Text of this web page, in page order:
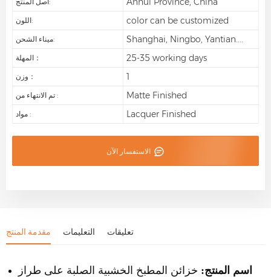
اللون: color can be customized
ميناء الشحن: Shanghai, Ningbo, Yantian....
المهلة： 25-35 working days
وزن： 1
تم الانتهاء من : Matte Finished
مواد : Lacquer Finished
الاستفسار الآن
مقدمة المنتج التعليمات تعليقات
اسم المنتج: خزائن المطبخ الخشبية الصلبة على طراز